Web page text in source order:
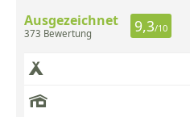
Ausgezeichnet
373 Bewertung 9,3/10